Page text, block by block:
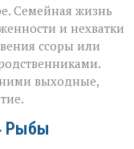
Семейная жизнь
и нехватки
ссоры или
выходные,
Рыбы